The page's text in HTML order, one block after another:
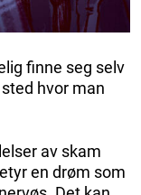
finne seg selv
hvor man
av skam
en drøm som